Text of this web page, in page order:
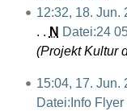
12:32, 18. Jun.
N Datei:24
Projekt Kultur
15:04, 17. Jun.
Datei:Info